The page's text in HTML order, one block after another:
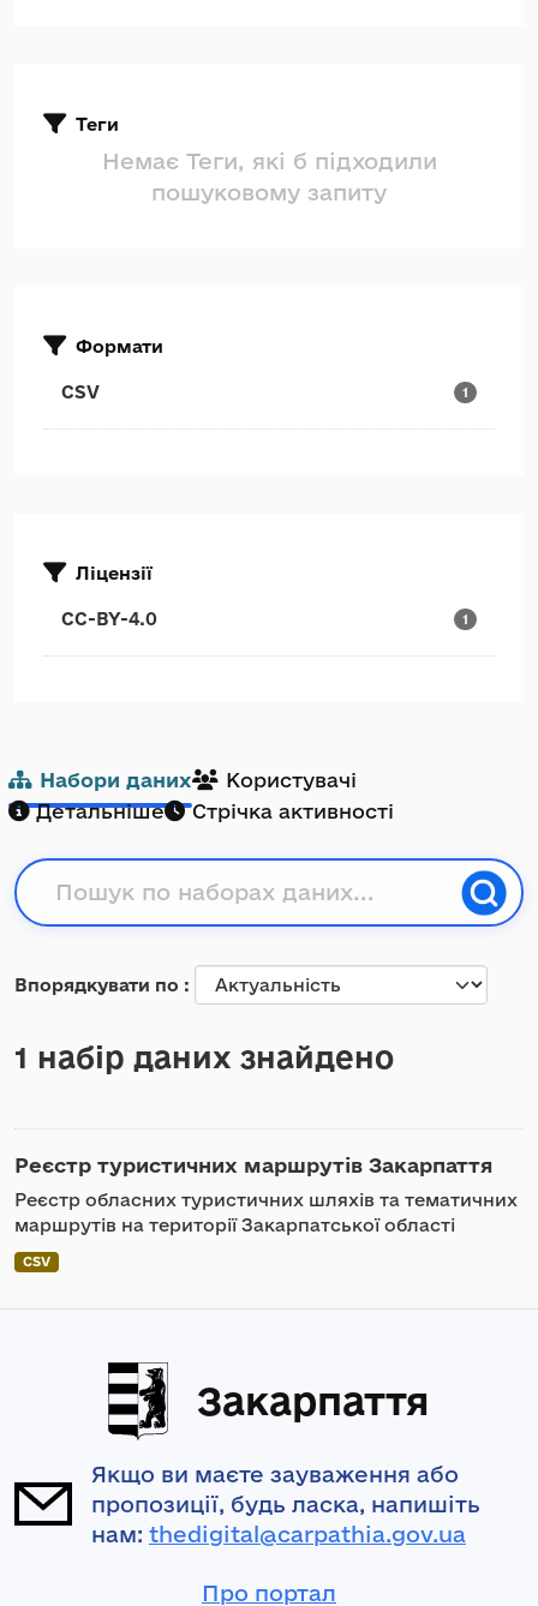
Теги
Немає Теги, які б підходили
пошуковому запиту
Формати
CSV 1
Ліцензії
CC-BY-4.0 1
Набори даних
Користувачі
Детальніше
Стрічка активності
Впорядкувати по
1 набір даних знайдено
Реєстр туристичних маршрутів Закарпаття
Реєстр обласних туристичних шляхів та тематичних
маршрутів на території Закарпатської області
CSV
Закарпаття
Якщо ви маєте зауваження або
пропозиції, будь ласка, напишіть
нам: thedigital@carpathia.gov.ua
Про портал